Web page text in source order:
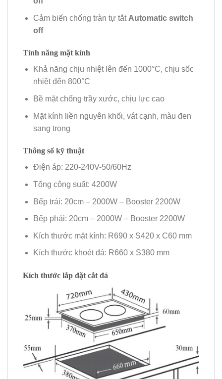
Cảm biến chống tràn tự tắt Automatic switch
off
Tính năng mặt kính
Khả năng chịu nhiệt lên đến 1000°C, chịu sốc
nhiệt đến 800°C
Bề mặt chống trầy xước, chịu lực cao
Mặt kính liền nguyên khối, vát cạnh, màu đen
sang trọng
Thông số kỹ thuật
Điện áp: 220-240V-50/60Hz
Tổng công suất: 4200W
Bếp trái: 20cm – 2000W – Booster 2200W
Bếp phải: 20cm – 2000W – Booster 2200W
Kích thước mặt kính: R690 x S420 x C60 mm
Kích thước khoét đá: R660 x S380 mm
Kích thước lắp đặt cắt đá